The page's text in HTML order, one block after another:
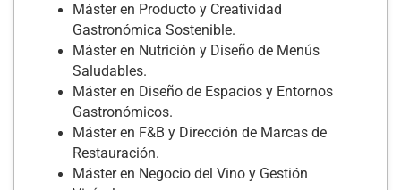
Máster en Producto y Creatividad
Gastronómica Sostenible.
Máster en Nutrición y Diseño de Menús
Saludables.
Máster en Diseño de Espacios y Entornos
Gastronómicos.
Máster en F&B y Dirección de Marcas de
Restauración.
Máster en Negocio del Vino y Gestión